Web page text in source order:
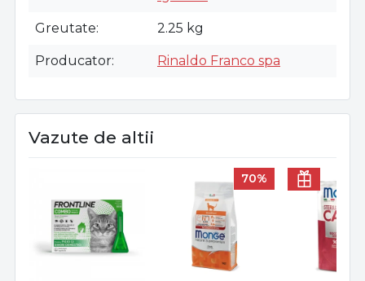
Greutate 2.25 kg
Producator Rinaldo Franco spa
Vazute de altii
70%